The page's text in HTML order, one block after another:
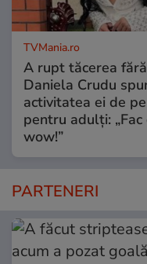
TVMania.ro
A rupt tăcerea
Daniela Crudu
activitatea ei de
pentru adulți: „Fac
wow!”
PARTENERI